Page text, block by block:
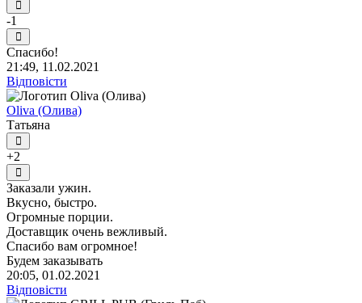
-1
Спасибо!
21:49, 11.02.2021
Відповісти
Oliva (Олива)
Татьяна
+2
Заказали ужин.
Вкусно, быстро.
Огромные порции.
Доставщик очень вежливый.
Спасибо вам огромное!
Будем заказывать
20:05, 01.02.2021
Відповісти